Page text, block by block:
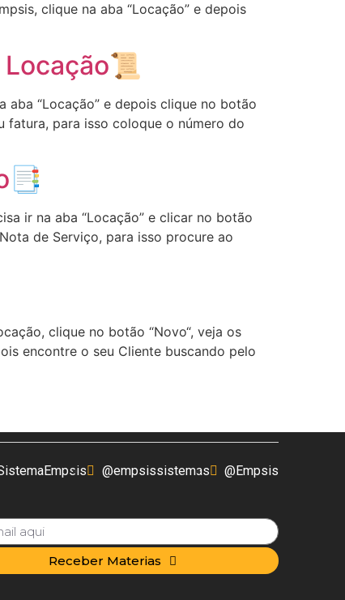
clique na aba “Locação” e depois
aba “Locação” e depois clique no botão
fatura, para isso coloque o número do
ir na aba “Locação” e clicar no botão
de Serviço, para isso procure ao
clique no botão “Novo“, veja os
encontre o seu Cliente buscando pelo
@empsissistemas @Empsis
Receber Materias